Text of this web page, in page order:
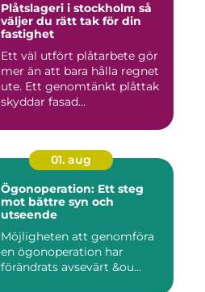
Plåtslageri i stockholm så
väljer du rätt tak för din
fastighet
Ett väl utfört plåtarbete gör
mer än att bara hålla regnet
ute. Ett genomtänkt plåttak
skyddar fasad...
01. aug
Ögonoperation: Ett steg
mot bättre syn och
utseende
Möjligheten att genomföra
en ögonoperation har
förändrats avsevärt &ou...